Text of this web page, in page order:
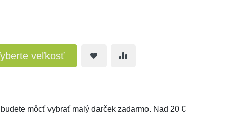
veľkosť
môcť vybrať malý darček zadarmo. Nad 20 €